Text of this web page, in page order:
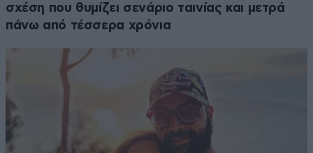
σχέση που θυμίζει σενάριο ταινίας και μετρά
πάνω από τέσσερα χρόνια